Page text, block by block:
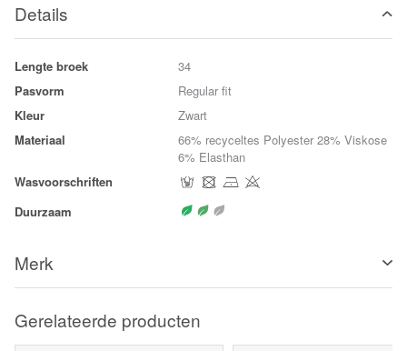
Details
Lengte broek
34
Pasvorm
Regular fit
Kleur
Zwart
Materiaal
66% recyceltes Polyester 28% Viskose
6% Elasthan
Wasvoorschriften
Duurzaam
Merk
Gerelateerde producten